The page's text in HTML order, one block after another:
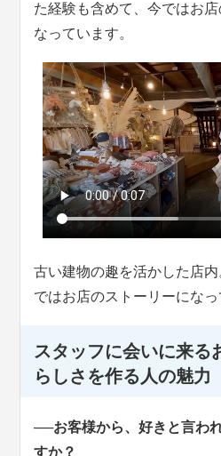
た経験も含めて、今ではお
なっています。
古い建物の趣を活かした店
ではお店のストーリーになっ
スタッフに会いに来
らしさを作る人の魅力
──お客様から、好きと言わ
すか？